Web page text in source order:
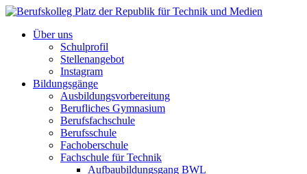
Über uns
Schulprofil
Stellenangebot
Instagram
Bildungsgänge
Ausbildungsvorbereitung
Berufliches Gymnasium
Berufsfachschule
Berufsschule
Fachoberschule
Fachschule für Technik
Aufbaubildungsgang BWL